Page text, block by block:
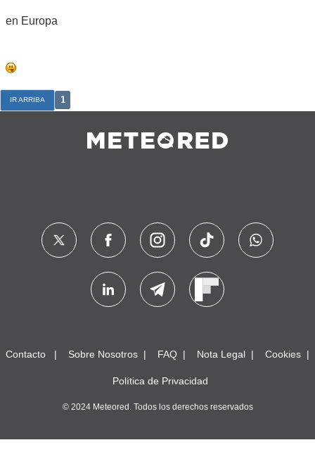
en Europa
IR ARRIBA 1
Contacto Sobre Nosotros FAQ Nota Legal Cookies
Política de Privacidad
© 2024 Meteored. Todos los derechos reservados